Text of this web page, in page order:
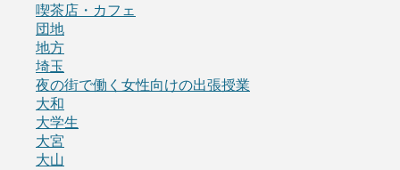
喫茶店・カフェ
団地
地方
埼玉
夜の街で働く女性向けの出張授業
大和
大学生
大宮
大山